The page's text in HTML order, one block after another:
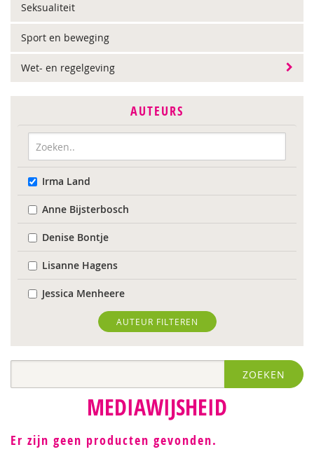
Seksualiteit
Sport en beweging
Wet- en regelgeving
AUTEURS
Irma Land
Anne Bijsterbosch
Denise Bontje
Lisanne Hagens
Jessica Menheere
AUTEUR FILTEREN
ZOEKEN
MEDIAWIJSHEID
Er zijn geen producten gevonden.